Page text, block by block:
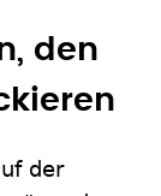
den
der